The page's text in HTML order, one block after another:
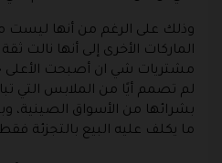
وذلك على الرغم من أنها ليست
الماركات الأخرى إلى أنها نالت
مشتريات شي ان أصبحت الأعلى
لم تصمم أيًا من الملابس التي
بشرائها من الأسواق الصينية،
ما يكلف عليه البيع بالتجزئة